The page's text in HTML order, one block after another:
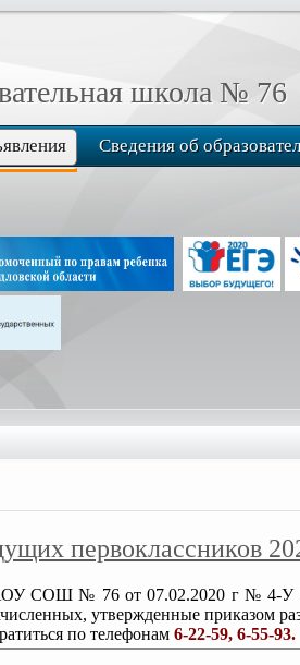
школа № 76
Сведения об
первоклассников
СОШ № 76 от 07.02.2020 г № 4-У
утвержденные приказом
по телефонам 6-22-59, 6-55-93.